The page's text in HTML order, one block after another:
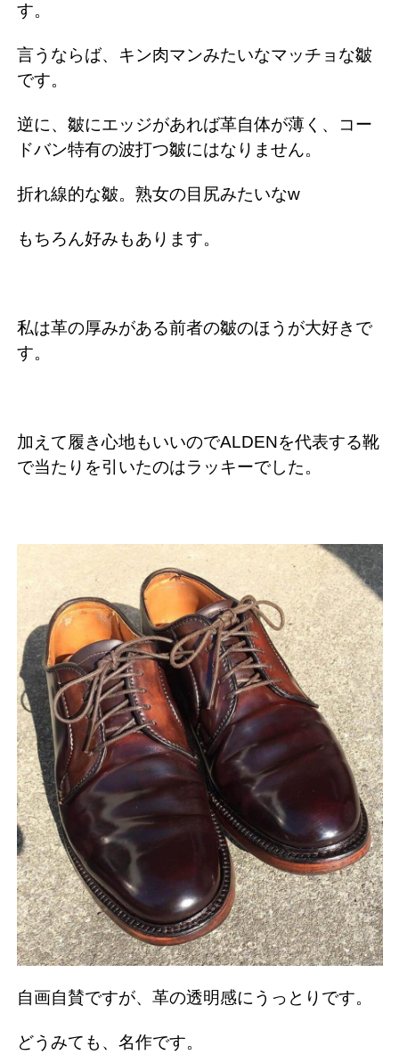
す。
言うならば、キン肉マンみたいなマッチョな皺
です。
逆に、皺にエッジがあれば革自体が薄く、コー
ドバン特有の波打つ皺にはなりません。
折れ線的な皺。熟女の目尻みたいなw
もちろん好みもあります。
私は革の厚みがある前者の皺のほうが大好きで
す。
加えて履き心地もいいのでALDENを代表する靴
で当たりを引いたのはラッキーでした。
自画自賛ですが、革の透明感にうっとりです。
どうみても、名作です。